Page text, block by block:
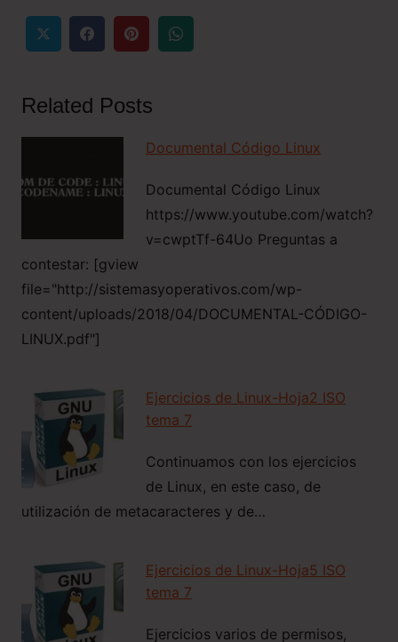
Related Posts
Documental Código Linux
Documental Código Linux
https://www.youtube.com/watch?
v=cwptTf-64Uo Preguntas a
contestar: [gview
file="http://sistemasyoperativos.com/wp-
content/uploads/2018/04/DOCUMENTAL-CÓDIGO-
LINUX.pdf"]
Ejercicios de Linux-Hoja2 ISO
tema 7
Continuamos con los ejercicios
de Linux, en este caso, de
utilización de metacaracteres y de…
Ejercicios de Linux-Hoja5 ISO
tema 7
Ejercicios varios de permisos,